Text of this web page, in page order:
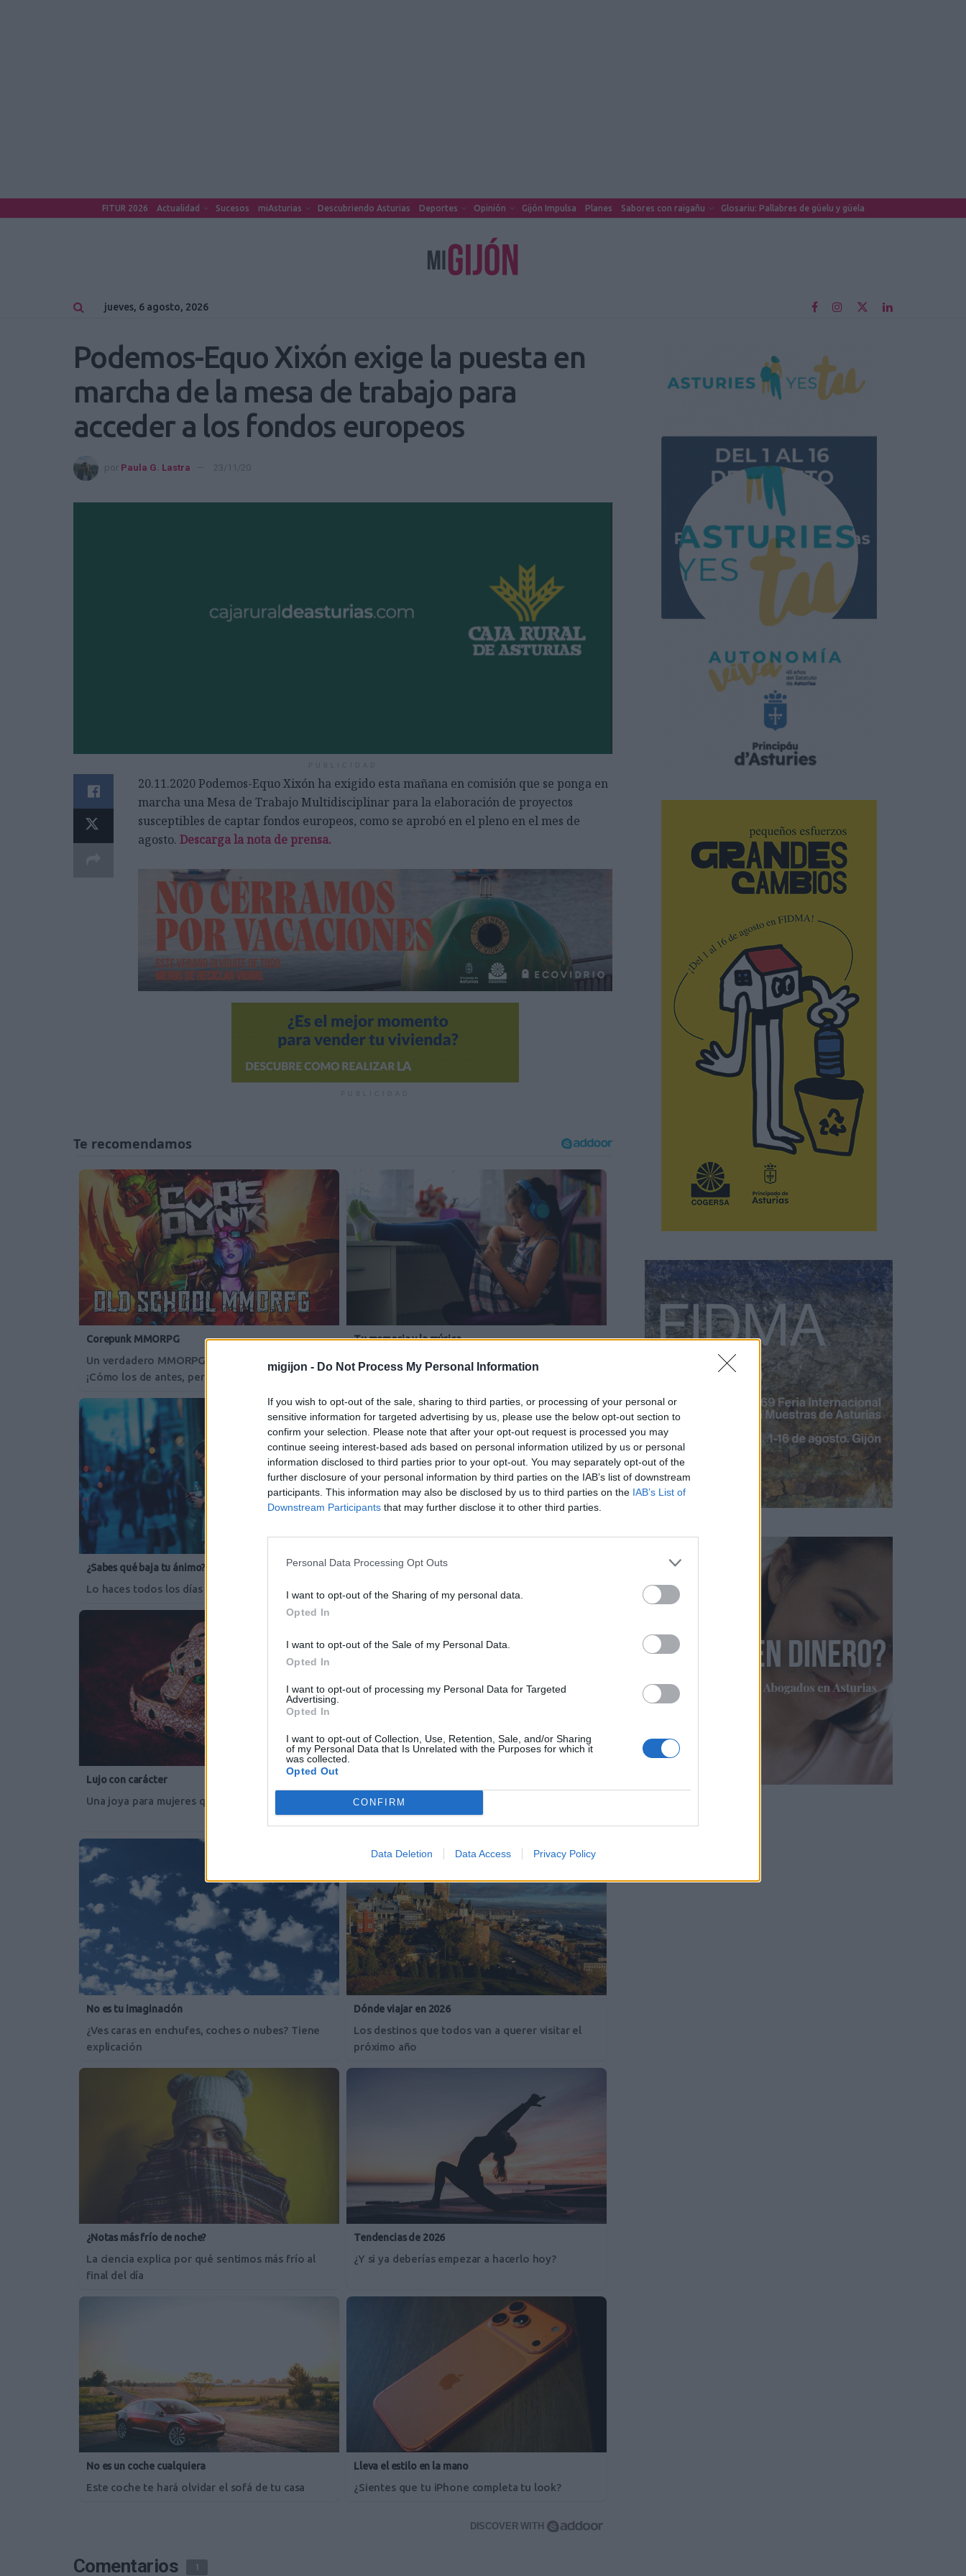
migijon - Do Not Process My Personal Information
If you wish to opt-out of the sale, sharing to third parties, or processing of your personal or
sensitive information for targeted advertising by us, please use the below opt-out section to
confirm your selection. Please note that after your opt-out request is processed you may
continue seeing interest-based ads based on personal information utilized by us or personal
information disclosed to third parties prior to your opt-out. You may separately opt-out of the
further disclosure of your personal information by third parties on the IAB’s list of downstream
participants. This information may also be disclosed by us to third parties on the IAB’s List of
Downstream Participants that may further disclose it to other third parties.
Personal Data Processing Opt Outs
I want to opt-out of the Sharing of my personal data.
Opted In
I want to opt-out of the Sale of my Personal Data.
Opted In
I want to opt-out of processing my Personal Data for Targeted
Advertising.
Opted In
I want to opt-out of Collection, Use, Retention, Sale, and/or Sharing
of my Personal Data that Is Unrelated with the Purposes for which it
was collected.
Opted Out
CONFIRM
Data Deletion Data Access Privacy Policy
FITUR 2026 Actualidad Sucesos miAsturias Descubriendo Asturias Deportes Opinión Gijón Impulsa Planes Sabores con raigañu Glosariu: Pallabres de güelu y güela
jueves, 6 agosto, 2026
Podemos-Equo Xixón exige la puesta en
marcha de la mesa de trabajo para
acceder a los fondos europeos
por Paula G. Lastra 23/11/20
20.11.2020 Podemos-Equo Xixón ha exigido esta mañana en comisión que se ponga en
marcha una Mesa de Trabajo Multidisciplinar para la elaboración de proyectos
susceptibles de captar fondos europeos, como se aprobó en el pleno en el mes de
agosto. Descarga la nota de prensa.
Corepunk MMORPG
Un verdadero MMORPG de la vieja escuela
¡Cómo los de antes, pero mejor!
Tu memoria y la música
Esa canción antigua que no olvidas tiene una
¿Sabes qué baja tu ánimo?
Lo haces todos los días y afecta cómo te sientes
¿De verdad hacen esto?
Costumbres que rompen todos los esquemas
Lujo con carácter
Una joya para mujeres que no piden permiso
¿Te sientes cansado sin razón? Estas señales lo
explican
No es tu imaginación
¿Ves caras en enchufes, coches o nubes? Tiene
explicación
Dónde viajar en 2026
Los destinos que todos van a querer visitar el
próximo año
¿Notas más frío de noche?
La ciencia explica por qué sentimos más frío al
final del día
Tendencias de 2026
¿Y si ya deberías empezar a hacerlo hoy?
No es un coche cualquiera
Este coche te hará olvidar el sofá de tu casa
Lleva el estilo en la mano
¿Sientes que tu iPhone completa tu look?
DISCOVER WITH
Comentarios 1